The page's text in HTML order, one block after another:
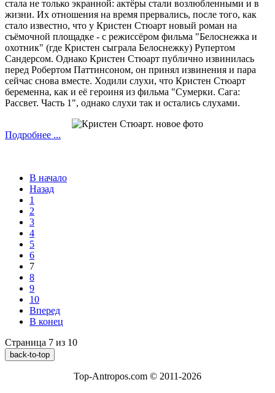
стала не только экранной: актёры стали возлюбленными и в
жизни. Их отношения на время прервались, после того, как
стало известно, что у Кристен Стюарт новый роман на
съёмочной площадке - с режиссёром фильма "Белоснежка и
охотник" (где Кристен сыграла Белоснежку) Рупертом
Сандерсом. Однако Кристен Стюарт публично извинилась
перед Робертом Паттинсоном, он принял извинения и пара
сейчас снова вместе. Ходили слухи, что Кристен Стюарт
беременна, как и её героиня из фильма "Сумерки. Сага:
Рассвет. Часть 1", однако слухи так и остались слухами.
Подробнее ...
В начало
Назад
1
2
3
4
5
6
7
8
9
10
Вперед
В конец
Страница 7 из 10
back-to-top
Top-Antropos.com © 2011-2026